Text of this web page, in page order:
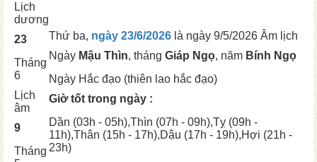
Lịch
dương
23
Tháng
6
Lịch
âm
9
Tháng
Thứ ba, ngày 23/6/2026 là ngày 9/5/2026 Âm lịch
Ngày Mậu Thìn, tháng Giáp Ngọ, năm Bính Ngọ
Ngày Hắc đạo (thiên lao hắc đạo)
Giờ tốt trong ngày :
Dần (03h - 05h),Thìn (07h - 09h),Tỵ (09h -
11h),Thân (15h - 17h),Dậu (17h - 19h),Hợi (21h -
23h)